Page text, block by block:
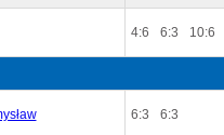
4:6 6:3 10:6
6:3 6:3